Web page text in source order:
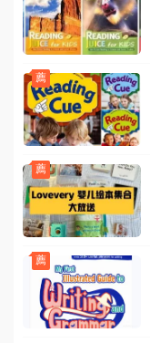
薦
薦
薦